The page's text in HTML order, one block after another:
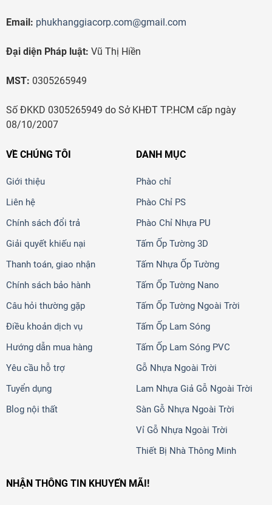
Email: phukhanggiacorp.com@gmail.com
Đại diện Pháp luật: Vũ Thị Hiền
MST: 0305265949
Số ĐKKD 0305265949 do Sở KHĐT TP.HCM cấp ngày
08/10/2007
VỀ CHÚNG TÔI
Giới thiệu
Liên hệ
Chính sách đổi trả
Giải quyết khiếu nại
Thanh toán, giao nhận
Chính sách bảo hành
Câu hỏi thường gặp
Điều khoản dịch vụ
Hướng dẫn mua hàng
Yêu cầu hỗ trợ
Tuyển dụng
Blog nội thất
DANH MỤC
Phào chỉ
Phào Chỉ PS
Phào Chỉ Nhựa PU
Tấm Ốp Tường 3D
Tấm Nhựa Ốp Tường
Tấm Ốp Tường Nano
Tấm Ốp Tường Ngoài Trời
Tấm Ốp Lam Sóng
Tấm Ốp Lam Sóng PVC
Gỗ Nhựa Ngoài Trời
Lam Nhựa Giả Gỗ Ngoài Trời
Sàn Gỗ Nhựa Ngoài Trời
Vỉ Gỗ Nhựa Ngoài Trời
Thiết Bị Nhà Thông Minh
NHẬN THÔNG TIN KHUYẾN MÃI!